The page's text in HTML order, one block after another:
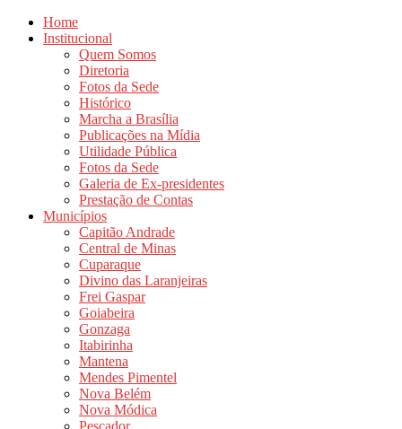
Home
Institucional
Quem Somos
Diretoria
Fotos da Sede
Histórico
Marcha a Brasília
Publicações na Mídia
Utilidade Pública
Fotos da Sede
Galeria de Ex-presidentes
Prestação de Contas
Municípios
Capitão Andrade
Central de Minas
Cuparaque
Divino das Laranjeiras
Frei Gaspar
Goiabeira
Gonzaga
Itabirinha
Mantena
Mendes Pimentel
Nova Belém
Nova Módica
Pescador